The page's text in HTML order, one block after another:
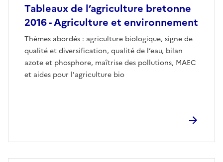
Tableaux de l’agriculture bretonne
2016 - Agriculture et environnement
Thèmes abordés : agriculture biologique, signe de
qualité et diversification, qualité de l’eau, bilan
azote et phosphore, maîtrise des pollutions, MAEC
et aides pour l'agriculture bio